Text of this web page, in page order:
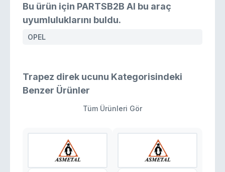
Bu ürün için PARTSB2B AI bu araç
uyumluluklarını buldu.
OPEL
Trapez direk ucunu Kategorisindeki
Benzer Ürünler
Tüm Ürünleri Gör